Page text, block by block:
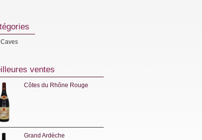
Caves
ventes
Côtes du Rhône Rouge
Grand Ardèche